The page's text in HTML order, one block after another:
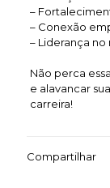
–
– Conexão
– Liderança
Não perca
e alavancar sua
carreira!
Compartilhar